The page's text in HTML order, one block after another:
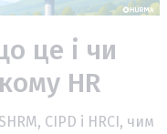
це і чи
HR
CIPD і HRCI, чим